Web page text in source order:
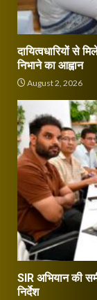
दायित्वधारियों से
निभाने का आह्वान
August 2, 2026
SIR अभियान की
निर्देश